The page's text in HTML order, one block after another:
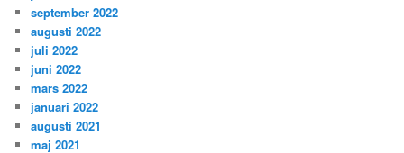
september 2022
augusti 2022
juli 2022
juni 2022
mars 2022
januari 2022
augusti 2021
maj 2021